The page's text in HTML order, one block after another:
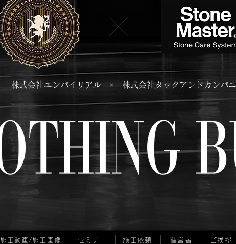
施工動画/施工画像 セミナー 施工依頼 運営者 ご挨拶
株式会社エンパイリアル × 株式会社タックアンドカンパ